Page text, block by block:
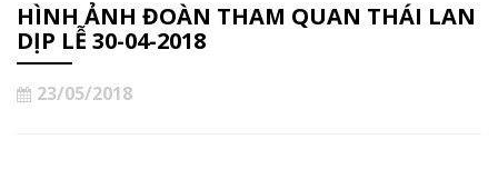
HÌNH ẢNH ĐOÀN THAM QUAN THÁI LAN
DỊP LỄ 30-04-2018
23/05/2018